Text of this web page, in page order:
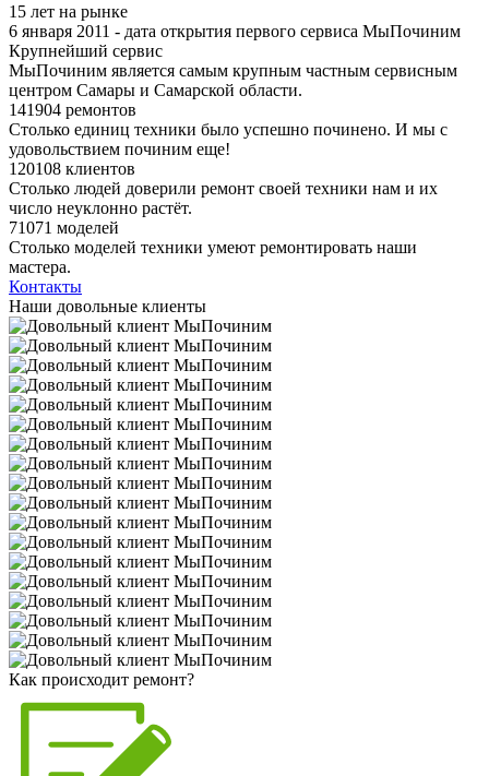
15 лет на рынке
6 января 2011 - дата открытия первого сервиса МыПочиним
Крупнейший сервис
МыПочиним является самым крупным частным сервисным
центром Самары и Самарской области.
141904 ремонтов
Столько единиц техники было успешно починено. И мы с
удовольствием починим еще!
120108 клиентов
Столько людей доверили ремонт своей техники нам и их
число неуклонно растёт.
71071 моделей
Столько моделей техники умеют ремонтировать наши
мастера.
Контакты
Наши довольные клиенты
Как происходит ремонт?